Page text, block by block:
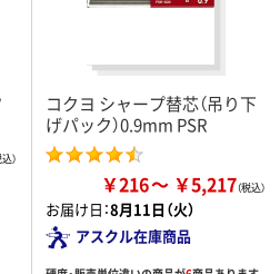
コクヨ シャープ替芯（吊り下
げパック）0.9mm PSR
￥216 ￥5,217
お届け日：8月11日（火）
アスクル在庫商品